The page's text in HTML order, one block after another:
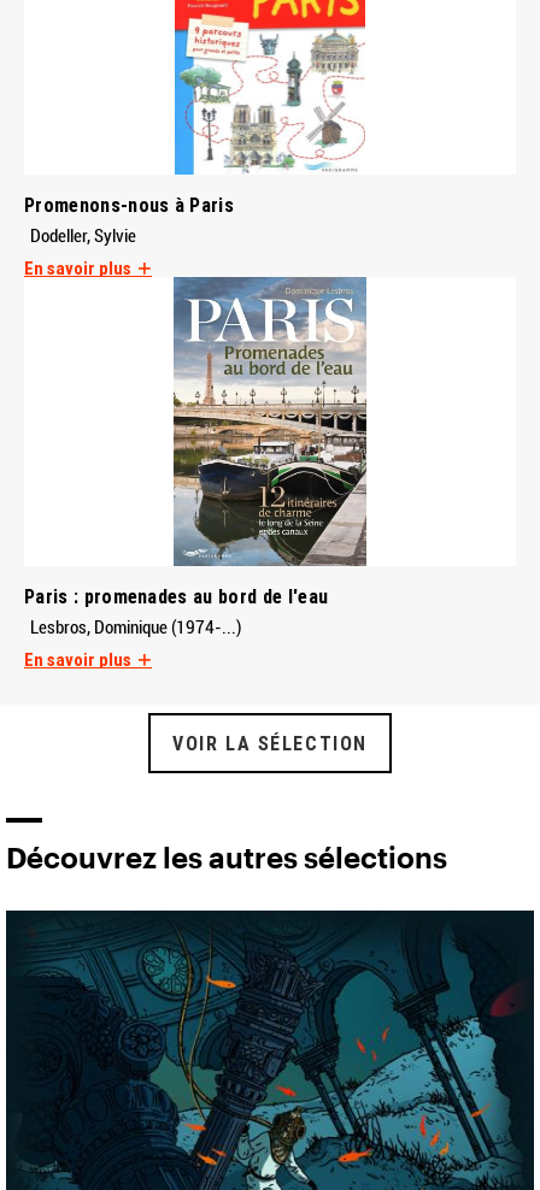
Promenons-nous à Paris
Dodeller, Sylvie
En savoir plus
Paris : promenades au bord de l'eau
Lesbros, Dominique (1974-...)
En savoir plus
VOIR LA SÉLECTION
Découvrez les autres sélections